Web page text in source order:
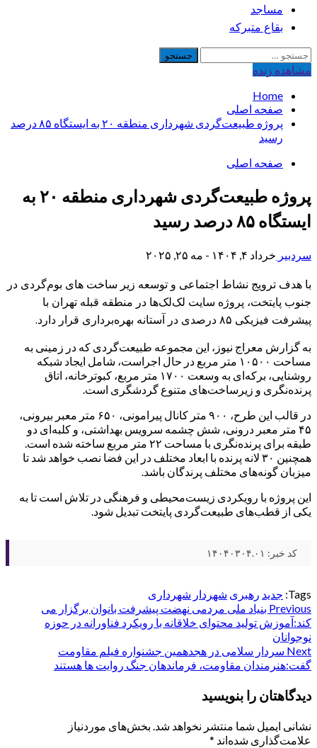
مساجد
بقاع متبرکه
جستجو
برای:
مشاهده‌ زنده
Home
صفحه اصلی
پروژه طبیعت‌گردی شهرداری منطقه ۲۰ به ایستگاه ۸۵ درصد
رسید
صفحه اصلی
پروژه طبیعت‌گردی شهرداری منطقه ۲۰ به
ایستگاه ۸۵ درصد رسید
سردبیر خرداد ۴, ۱۴۰۴ - مه ۲۵, ۲۰۲۵
با هدف ترویج نشاط اجتماعی و توسعه زیر ساخت‌ های بوم‌گردی در
جنوب پایتخت، پروژه سایت لک‌لک‌ها در منطقه قبله تهران با
پیشرفت فیزیکی ۸۵ درصدی در آستانه بهره‌برداری قرار دارد.
به گزارش معراج نیوز، این مجموعه طبیعت‌گردی که در زمینی به
مساحت ۱۰۵۰۰ متر مربع در حال اجراست، شامل ایجاد شبکه
روشنایی، برکه‌ای به وسعت ۱۷۰۰ متر مربع، کبوترخانه، اتاق
پرنده‌نگری و زیرساخت‌های متنوع گردشگری است.
در قالب این طرح، ۹۰۰ متر کانال پیرامونی، ۶۵۰ متر معبر بیرونی،
۴۵ متر معبر درونی، شش چشمه سرویس بهداشتی، و کلبه‌ای دو
طبقه برای پرنده‌نگری با مساحت ۲۲ متر مربع ساخته شده‌ است.
همچنین ۳۰ لانه پرنده با ابعاد مختلف در این فضا نصب خواهد شد تا
میزبان گونه‌های مختلف پرندگان باشد.
این پروژه با رویکردی زیست‌محیطی و فرهنگی در تلاش است تا به
یکی از قطب‌های طبیعت‌گردی پایتخت تبدیل شود.
کد خبر: ۱۴۰۴۰۳۰۴.۰۱
Tags: جدید رهبری شهردار شهرداری
Post
navigation
Previous بنیاد ملی مردمی نهضت پیشرفت بانوان برگزار می
کند:آموزش تولید محتوای خلاقانه با رویکرد فناورانه در حوزه
نوجوانان
Next سردار سلامی در هجدهمین جشنواره فیلم مقاومت
گفت:هنرمندان مقاومت، فرماندهان جنگ روایت ها هستند
دیدگاهتان را بنویسید
نشانی ایمیل شما منتشر نخواهد شد. بخش‌های موردنیاز
علامت‌گذاری شده‌اند *